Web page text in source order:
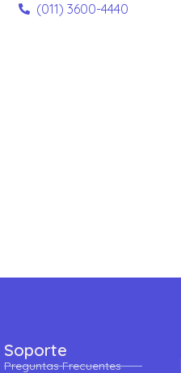
(011) 3600-4440
Soporte
Preguntas Frecuentes